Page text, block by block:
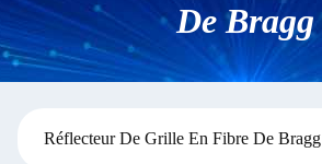
De Bragg
Réflecteur De Grille En Fibre De Bragg